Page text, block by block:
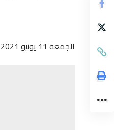
الجمعة 11 يونيو 2021